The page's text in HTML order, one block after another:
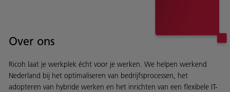
Over ons
Ricoh laat je werkplek écht voor je werken. We helpen werkend
Nederland bij het optimaliseren van bedrijfsprocessen, het
adopteren van hybride werken en het inrichten van een flexibele IT-